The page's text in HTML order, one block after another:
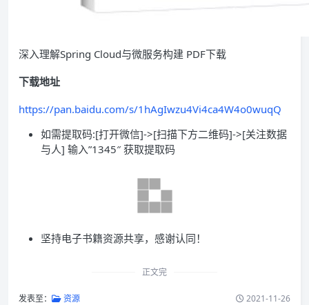
深入理解Spring Cloud与微服务构建 PDF下载
下载地址
https://pan.baidu.com/s/1hAgIwzu4Vi4ca4W4o0wuqQ
如需提取码:[打开微信]->[扫描下方二维码]->[关注数据
与人] 输入”1345″ 获取提取码
坚持电子书籍资源共享，感谢认同！
正文完
发表至： 资源 2021-11-26